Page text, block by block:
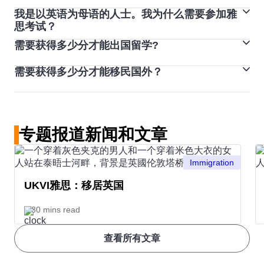
最近的考试中心，了解您所在国家/地区的考试费（以您
的当地货币计算）。考试费用为 454 新元。
雅思的重考次数没有限制。建议您在重考雅思之前增加学
习和备考力度。有些考试中心会提供备考课程和语言课
程。有关更多信息，请联系您当地的考试中心。
我是以英语为母语的人士。我为什么需要参加雅
思考试？
雅思可能是在教育机构参加您所需课程的一项要求。它在
许多国家/地区也被用作移民评估的一部分。如果您不确
定为什么需要参加雅思考试或获得需要的分数，请联系您
好考试准备。
需要获得多少分才能出国留学?
出国留学所需的分数并非由雅思确定，而是由您申请的机
构确定。
可的国家和机构”页面 ，或与您希望申请的院校再次核
对。
需要获得多少分才能移民国外？
专题报道新闻和文章
查看所有文章
Immigration
UKVI雅思：移居英国
30 mins read